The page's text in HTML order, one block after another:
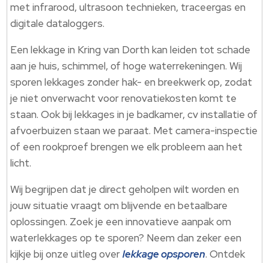
met infrarood, ultrasoon technieken, traceergas en
digitale dataloggers.​
Een lekkage in Kring van Dorth kan leiden tot schade
aan je huis, schimmel, of hoge waterrekeningen.​ Wij
sporen lekkages zonder hak- en breekwerk op, zodat
je niet onverwacht voor renovatiekosten komt te
staan.​ Ook bij lekkages in je badkamer, cv installatie of
afvoerbuizen staan we paraat.​ Met camera-inspectie
of een rookproef brengen we elk probleem aan het
licht.​
Wij begrijpen dat je direct geholpen wilt worden en
jouw situatie vraagt om blijvende en betaalbare
oplossingen.​ Zoek je een innovatieve aanpak om
waterlekkages op te sporen? Neem dan zeker een
kijkje bij onze uitleg overlekkage opsporen.​ Ontdek